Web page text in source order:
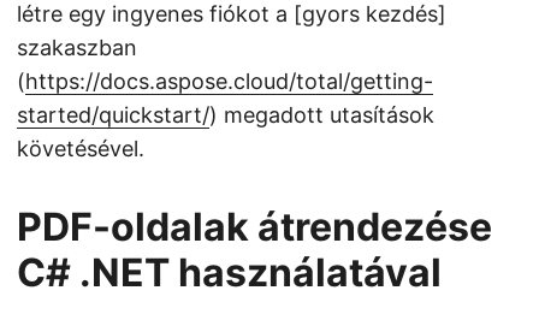
létre egy ingyenes fiókot a [gyors kezdés]
szakaszban
(https://docs.aspose.cloud/total/getting-
started/quickstart/) megadott utasítások
követésével.
PDF-oldalak átrendezése
C# .NET használatával